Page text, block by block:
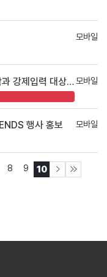
모바일
2023-2학기 모바일시스템공학과 강제입력 대상자 명단 공지 모바일
행사 홍보
모바일
8 9 10